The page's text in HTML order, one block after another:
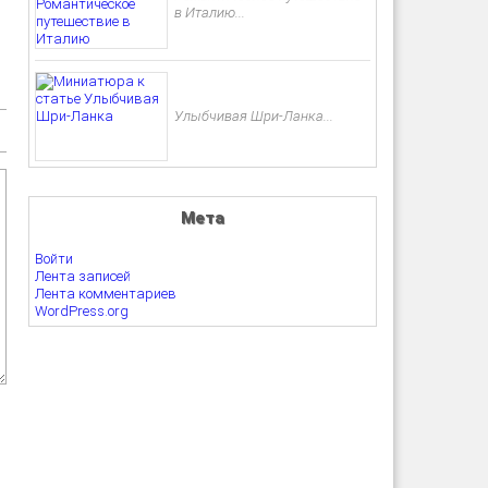
в Италию...
Улыбчивая Шри-Ланка...
Мета
Войти
Лента записей
Лента комментариев
WordPress.org